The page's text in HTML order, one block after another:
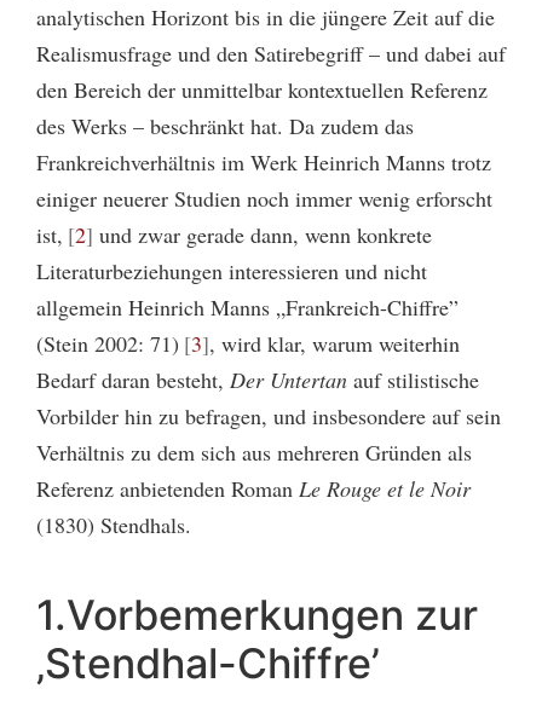
analytischen Horizont bis in die jüngere Zeit auf die
Realismusfrage und den Satirebegriff – und dabei auf
den Bereich der unmittelbar kontextuellen Referenz
des Werks – beschränkt hat. Da zudem das
Frankreichverhältnis im Werk Heinrich Manns trotz
einiger neuerer Studien noch immer wenig erforscht
ist, 2 und zwar gerade dann, wenn konkrete
Literaturbeziehungen interessieren und nicht
allgemein Heinrich Manns „Frankreich-Chiffre”
(Stein 2002: 71) 3 , wird klar, warum weiterhin
Bedarf daran besteht, Der Untertan auf stilistische
Vorbilder hin zu befragen, und insbesondere auf sein
Verhältnis zu dem sich aus mehreren Gründen als
Referenz anbietenden Roman Le Rouge et le Noir
(1830) Stendhals.
1.Vorbemerkungen zur
‚Stendhal-Chiffre’